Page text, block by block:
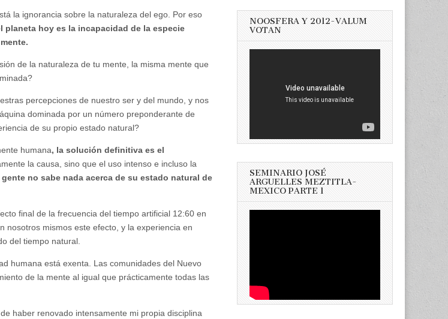
la ignorancia sobre la naturaleza del ego. Por eso
planeta hoy es la incapacidad de la especie
de la naturaleza de tu mente, la misma mente que
percepciones de nuestro ser y del mundo, y nos
dominada por un número preponderante de
de su propio estado natural?
humana, la solución definitiva es el
la causa, sino que el uso intenso e incluso la
gente no sabe nada acerca de su estado natural de
final de la frecuencia del tiempo artificial 12:60 en
nosotros mismos este efecto, y la experiencia en
del tiempo natural.
humana está exenta. Las comunidades del Nuevo
de la mente al igual que prácticamente todas las
haber renovado intensamente mi propia disciplina
NOOSFERA Y 2012-VALUM
VOTAN
SEMINARIO JOSÉ
ARGUELLES MEZTITLA-
MEXICO PARTE 1